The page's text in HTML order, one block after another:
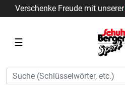
Verschenke Freude mit unserer
☰